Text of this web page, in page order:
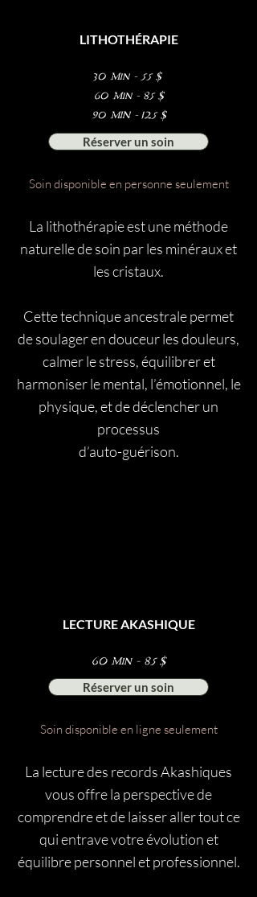
LITHOTHÉRAPIE
30 Min - 55 $
60 Min - 85 $
90 MIN - 125 $
Réserver un soin
Soin disponible en personne seulement
La lithothérapie est une méthode
naturelle de soin par les minéraux et
les cristaux.
Cette technique ancestrale permet
de soulager en douceur les douleurs,
calmer le stress, équilibrer et
harmoniser le mental, l’émotionnel, le
physique, et de déclencher un
processus
d’auto-guérison.
LECTURE AKASHIQUE
60 Min - 85 $
Réserver un soin
Soin disponible en ligne seulement
La lecture des records Akashiques
vous offre la perspective de
comprendre et de laisser aller tout ce
qui entrave votre évolution et
équilibre personnel et professionnel.